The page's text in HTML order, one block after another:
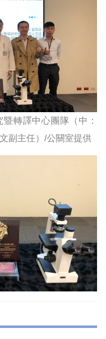
轉譯中心團隊（中：
副主任）/公關室提供